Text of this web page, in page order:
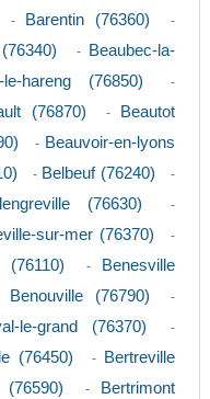
- Barentin (76360) -
-
Beaubec-la-
le-hareng (76850) -
(76870) -
Beautot
- Beauvoir-en-lyons
- Belbeuf (76240) -
(76630) -
sur-mer (76370) -
(76110) -
Benesville
Benouville (76790) -
le-grand (76370) -
(76450) -
Bertreville
(76590) -
Bertrimont